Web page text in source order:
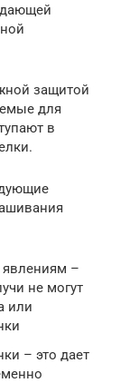
защитой
для
в
явлениям –
не могут
или
– это дает